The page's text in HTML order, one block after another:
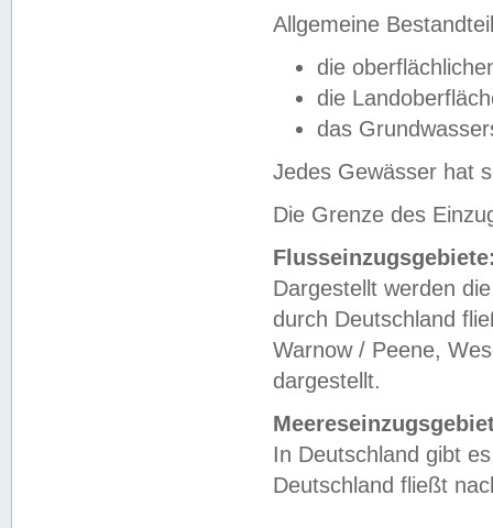
Allgemeine
die
die
das
Jedes Gewässer hat
Die Grenze des
Dargestellt werden
durch Deutschland
Warnow / Peene,
dargestellt.
In Deutschland gibt
Deutschland fließt